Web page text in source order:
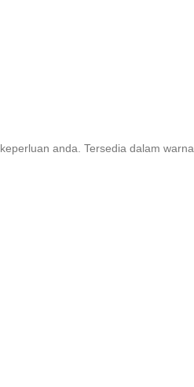
anda. Tersedia dalam